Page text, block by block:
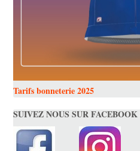
Tarifs bonneterie 2025
SUIVEZ NOUS SUR